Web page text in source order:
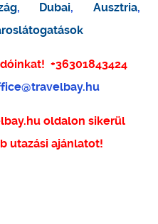
, Dubai,Ausztria,
+36301843424
oldalon sikerül
utazási ajánlatot!